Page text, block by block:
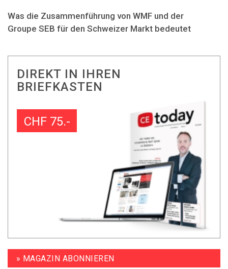
Was die Zusammenführung von WMF und der
Groupe SEB für den Schweizer Markt bedeutet
DIREKT IN IHREN
BRIEFKASTEN
CHF 75.-
» MAGAZIN ABONNIEREN